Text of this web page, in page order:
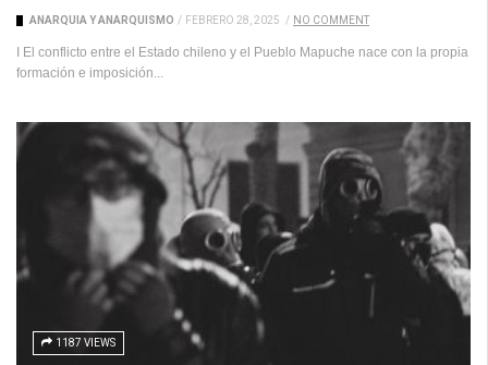
ANARQUÍA Y ANARQUISMO / FEBRERO 28, 2025 / NO COMMENT
I El conflicto entre el Estado chileno y el Pueblo Mapuche nace con la propia
formación e imposición...
1187 VIEWS